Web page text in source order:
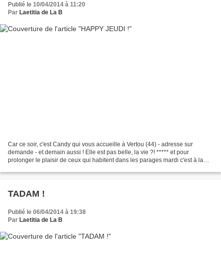
Publié le 10/04/2014 à 11:20
Par Laetitia de La B
Car ce soir, c'est Candy qui vous accueille à Vertou (44) - adresse sur
demande - et demain aussi ! Elle est pas belle, la vie ?! ***** et pour
prolonger le plaisir de ceux qui habitent dans les parages mardi c'est à la
TADAM !
Publié le 06/04/2014 à 19:38
Par Laetitia de La B